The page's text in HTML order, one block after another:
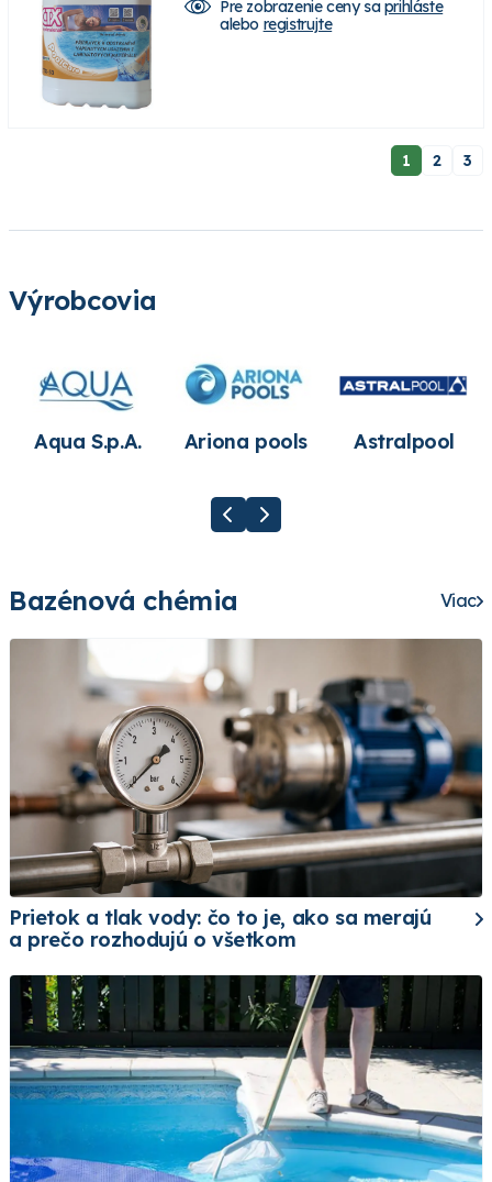
Pre zobrazenie ceny saprihláste
alebo registrujte
1 2 3
Výrobcovia
Aqua S.p.A. Ariona pools Astralpool
Bazénová chémia Viac
Prietok a tlak vody: čo to je, ako sa merajú
a prečo rozhodujú o všetkom